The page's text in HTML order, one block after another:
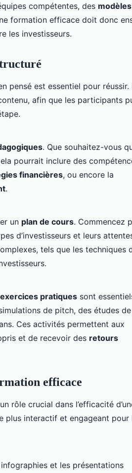
compétentes, des modèles
formation efficace doit donc
les investisseurs.
pensé est essentiel pour réussir.
afin que les participants
. Que souhaitez-vous
pourrait inclure des
financières, ou encore la
.
un plan de cours. Commencez
d’investisseurs et leurs
tels que les techniques
exercices pratiques sont
de pitch, des études
Ces activités permettent aux
et de recevoir des retours
efficace
rôle crucial dans l’efficacité
plus interactif et engageant pour
et les présentations